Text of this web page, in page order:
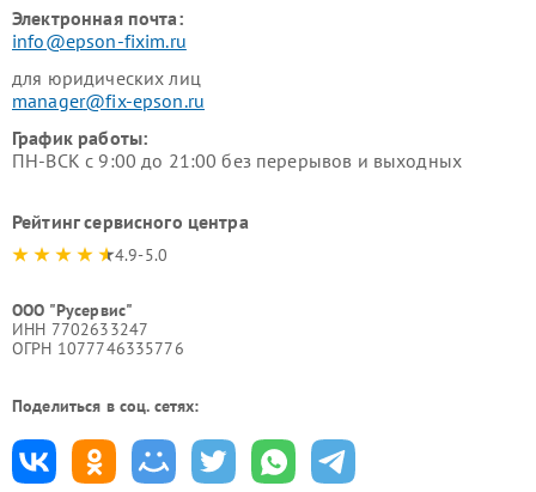
Электронная почта:
info@epson-fixim.ru
для юридических лиц
manager@fix-epson.ru
График работы:
ПН-ВСК с 9:00 до 21:00 без перерывов и выходных
Рейтинг сервисного центра
4.9-5.0
ООО "Русервис"
ИНН 7702633247
ОГРН 1077746335776
Поделиться в соц. сетях: